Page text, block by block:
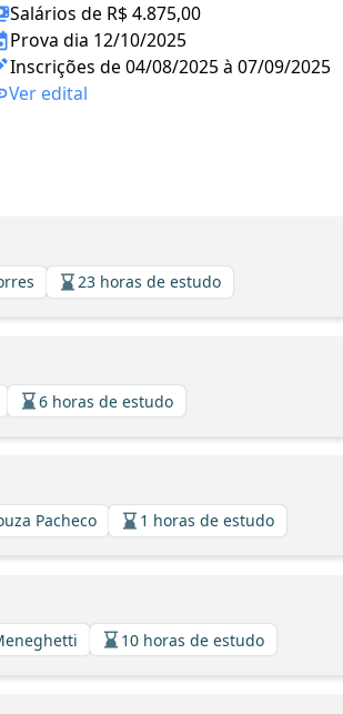
Salários de R$ 4.875,00
Prova dia 12/10/2025
Inscrições de 04/08/2025 à 07/09/2025
Ver edital
23 horas de estudo
6 horas de estudo
Pacheco 1 horas de estudo
10 horas de estudo